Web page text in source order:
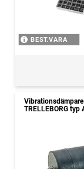
BEST.VARA
Vibrationsdämpare
TRELLEBORG typ